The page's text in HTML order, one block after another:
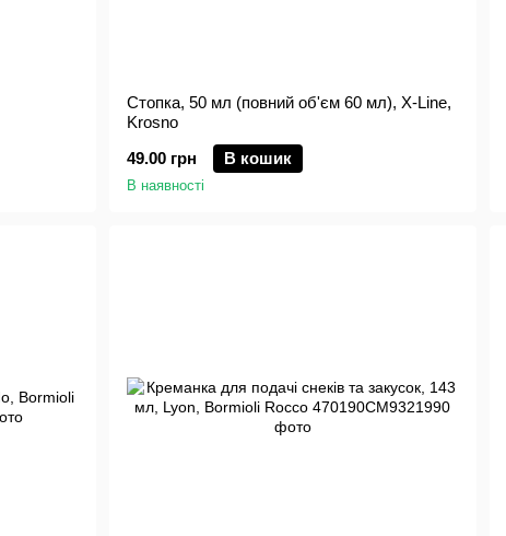
Стопка, 50 мл (повний об'єм 60 мл), X-Line,
Krosno
49.00 грн
В кошик
В наявності